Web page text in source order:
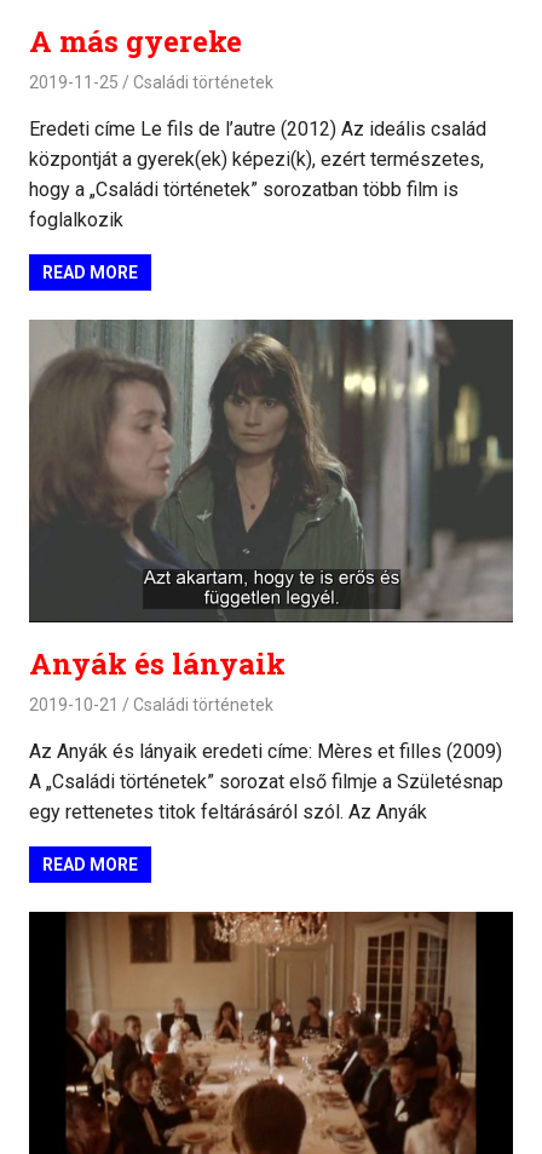
A más gyereke
2019-11-25 Családi történetek
Eredeti címe Le fils de l’autre (2012) Az ideális család
központját a gyerek(ek) képezi(k), ezért természetes,
hogy a „Családi történetek” sorozatban több film is
foglalkozik
READ MORE
Anyák és lányaik
2019-10-21 Családi történetek
Az Anyák és lányaik eredeti címe: Mères et filles (2009)
A „Családi történetek” sorozat első filmje a Születésnap
egy rettenetes titok feltárásáról szól. Az Anyák
READ MORE